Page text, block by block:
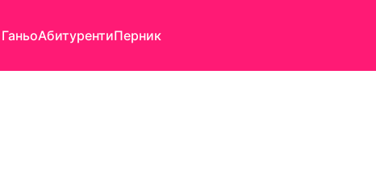
АбитурентиПерник